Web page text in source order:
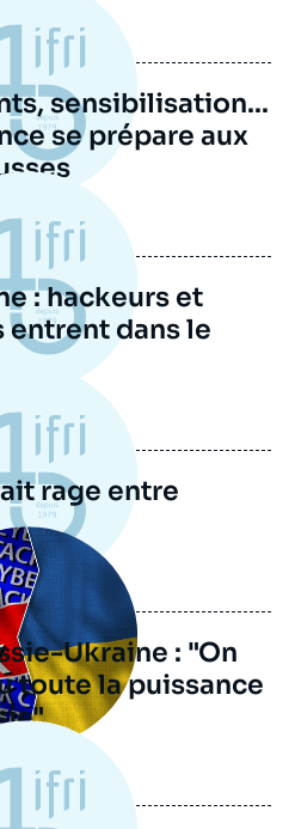
sensibilisation...
se prépare aux
: hackeurs et
dans le
rage entre
Ukraine : "On
toute la puissance